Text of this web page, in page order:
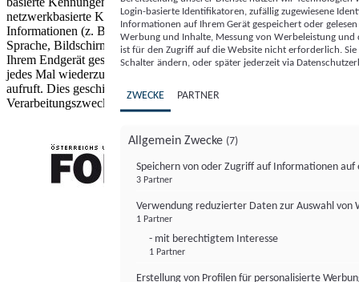
netzwerkbasierte Kennungen) können zusammen mit anderen
Informationen (z. B. Browsertyp und Browserinformationen,
Sprache, Bildschirmgröße, unterstützte Technologien usw.) auf
Ihrem Endgerät gespeichert oder von dort ausgelesen werden, um es
jedes Mal wiederzuerkennen, wenn es eine App oder einer Webseite
aufruft. Dies geschieht für einen oder mehrere der hier aufgeführten
Verarbeitungszwecke.
Login-basierte Identifikatoren, zufällig zugewiesene
Informationen auf Ihrem Gerät gespeichert oder
Werbung und Inhalte, Messung von Werbeleistung
ist für den Zugriff auf die Website nicht erforderlich.
Schalter ändern, oder später jederzeit via
ZWECKE PARTNER
Allgemein Zwecke (7)
Speichern von oder Zugriff auf Informationen auf
3 Partner
Verwendung reduzierter Daten zur Auswahl von
1 Partner
- mit berechtigtem Interesse
1 Partner
Erstellung von Profilen für personalisierte
FONDS professionell